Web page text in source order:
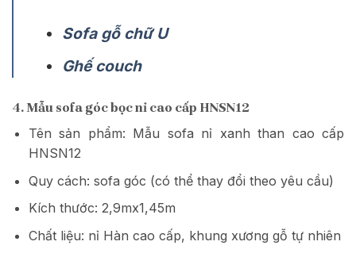
Sofa gỗ chữ U
Ghế couch
4. Mẫu sofa góc bọc nỉ cao cấp HNSN12
Tên sản phẩm: Mẫu sofa nỉ xanh than cao cấp
HNSN12
Quy cách: sofa góc (có thể thay đổi theo yêu cầu)
Kích thước: 2,9mx1,45m
Chất liệu: nỉ Hàn cao cấp, khung xương gỗ tự nhiên